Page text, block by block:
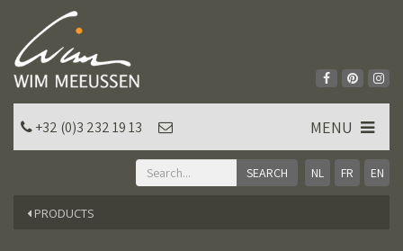
NL FR EN
+32 (0)3 232 19 13 MENU
PRODUCTS